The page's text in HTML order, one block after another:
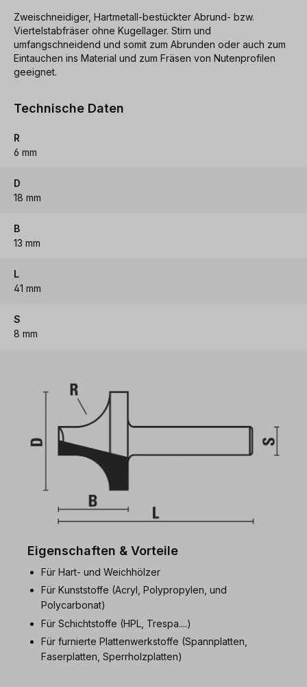
Zweischneidiger, Hartmetall-bestückter Abrund- bzw.
Viertelstabfräser ohne Kugellager. Stirn und
umfangschneidend und somit zum Abrunden oder auch zum
Eintauchen ins Material und zum Fräsen von Nutenprofilen
geeignet.
Technische Daten
R
6 mm
D
18 mm
B
13 mm
L
41 mm
S
8 mm
Eigenschaften & Vorteile
Für Hart- und Weichhölzer
Für Kunststoffe (Acryl, Polypropylen, und
Polycarbonat)
Für Schichtstoffe (HPL, Trespa....)
Für furnierte Plattenwerkstoffe (Spannplatten,
Faserplatten, Sperrholzplatten)